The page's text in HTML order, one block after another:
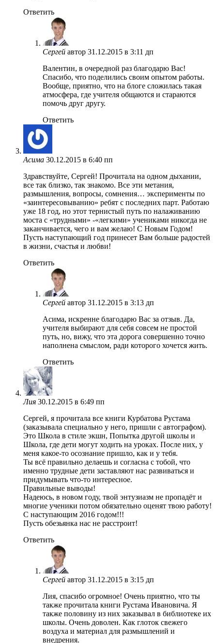
Ответить
Сергей автор 31.12.2015 в 3:11 дп
Валентин, в очередной раз благодарю Вас!
Спасибо, что поделились своим опытом работы.
Вообще, приятно, что на блоге сложилась такая
атмосфера, где учителя общаются и стараются
помочь друг другу.
Ответить
Асима 30.12.2015 в 6:40 пп
Здравствуйте, Сергей! Прочитала на одном дыхании,
все так близко, так знакомо. Все эти метания,
размышления, вопросы, сомнения… эксперименты по
«заинтересовыванию» ребят с последних парт. Работаю
уже 18 год, но этот тернистый путь по налаживанию
моста с «трудными» -«легкими» учениками никогда не
заканчивается, чего и вам желаю! С Новым Годом!
Пусть наступающий год принесет Вам больше радостей
в жизни, счастья и любви!
Ответить
Сергей автор 31.12.2015 в 3:13 дп
Асима, искренне благодарю Вас за отзыв. Да,
учителя выбирают для себя совсем не простой
путь, но, вижу, что эта дорога совершенно точно
наполнена смыслом, ради которого хочется жить.
Ответить
Лия 30.12.2015 в 6:49 пп
Сергей, я прочитала все книги Курбатова Рустама
(заказывала специально у него, пришли с автографом).
Это Школа в стиле экшн, Попытка другой школы и
Школа, где дети могут ходить на уроках. После них, у
меня какое-то осознание пришло, как и у тебя.
Ты всё правильно делаешь и согласна с тобой, что
именно трудные дети заставляют нас развиваться и
придумывать что-то интересное.
Правильные выводы!
Надеюсь, в новом году, твой энтузиазм не пропадёт и
многие ученики потом обязательно оценят твою работу!
С наступающим 2016 годом!!!
Пусть обезьянка нас не расстроит!
Ответить
Сергей автор 31.12.2015 в 3:15 дп
Лия, спасибо огромное! Очень приятно, что ты
также прочитала книги Рустама Ивановича. Я
также половину из них заказывал в библиотеке их
школы. Очень доволен. Как глоток свежего
воздуха и материал для размышлений и
внедрения.